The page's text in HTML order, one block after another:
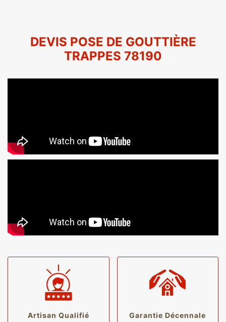
DEVIS POSE DE GOUTTIÈRE
TRAPPES 78190
Artisan Qualifié Garantie Décennale